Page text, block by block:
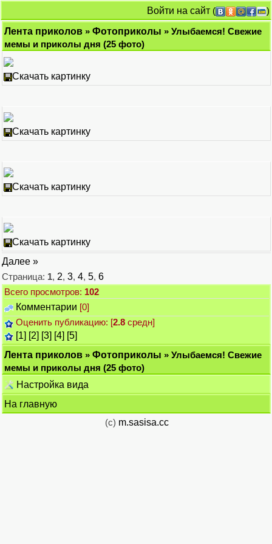
Войти на сайт (
)
Лента приколов » Фотоприколы » Улыбаемся! Свежие
мемы и приколы дня (25 фото)
Скачать картинку
Скачать картинку
Скачать картинку
Скачать картинку
Далее »
Страница: 1, 2, 3, 4, 5, 6
Всего просмотров: 102
Комментарии [0]
Оценить публикацию: [2.8 средн]
[1] [2] [3] [4] [5]
Лента приколов » Фотоприколы » Улыбаемся! Свежие
мемы и приколы дня (25 фото)
Настройка вида
На главную
(c) m.sasisa.cc